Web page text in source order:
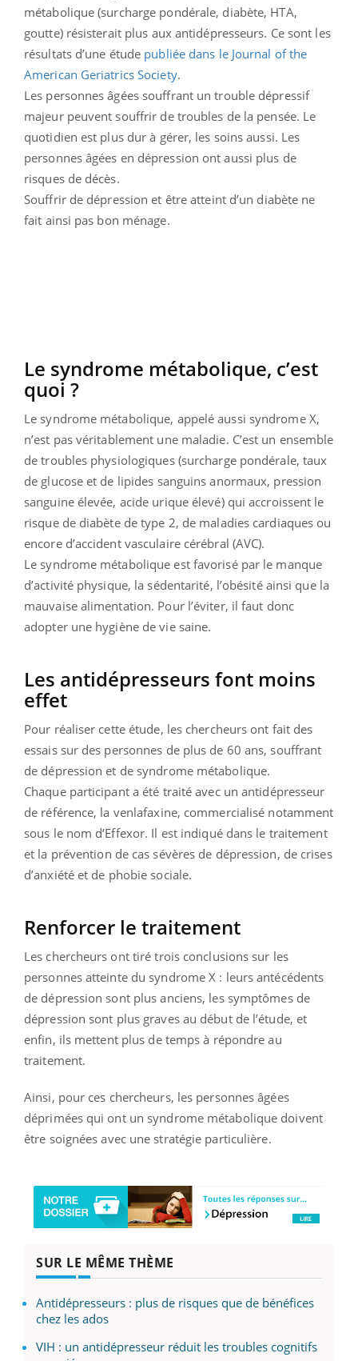
métabolique (surcharge pondérale, diabète, HTA,
goutte) résisterait plus aux antidépresseurs. Ce sont les
résultats d’une étude publiée dans le Journal of the
American Geriatrics Society.
Les personnes âgées souffrant un trouble dépressif
majeur peuvent souffrir de troubles de la pensée. Le
quotidien est plus dur à gérer, les soins aussi. Les
personnes âgées en dépression ont aussi plus de
risques de décès.
Souffrir de dépression et être atteint d’un diabète ne
fait ainsi pas bon ménage.
Le syndrome métabolique, c’est
quoi ?
Le syndrome métabolique, appelé aussi syndrome X,
n’est pas véritablement une maladie. C’est un ensemble
de troubles physiologiques (surcharge pondérale, taux
de glucose et de lipides sanguins anormaux, pression
sanguine élevée, acide urique élevé) qui accroissent le
risque de diabète de type 2, de maladies cardiaques ou
encore d’accident vasculaire cérébral (AVC).
Le syndrome métabolique est favorisé par le manque
d’activité physique, la sédentarité, l’obésité ainsi que la
mauvaise alimentation. Pour l’éviter, il faut donc
adopter une hygiène de vie saine.
Les antidépresseurs font moins
effet
Pour réaliser cette étude, les chercheurs ont fait des
essais sur des personnes de plus de 60 ans, souffrant
de dépression et de syndrome métabolique.
Chaque participant a été traité avec un antidépresseur
de référence, la venlafaxine, commercialisé notamment
sous le nom d’Effexor. Il est indiqué dans le traitement
et la prévention de cas sévères de dépression, de crises
d’anxiété et de phobie sociale.
Renforcer le traitement
Les chercheurs ont tiré trois conclusions sur les
personnes atteinte du syndrome X : leurs antécédents
de dépression sont plus anciens, les symptômes de
dépression sont plus graves au début de l’étude, et
enfin, ils mettent plus de temps à répondre au
traitement.
Ainsi, pour ces chercheurs, les personnes âgées
déprimées qui ont un syndrome métabolique doivent
être soignées avec une stratégie particulière.
SUR LE MÊME THÈME
Antidépresseurs : plus de risques que de bénéfices
chez les ados
VIH : un antidépresseur réduit les troubles cognitifs